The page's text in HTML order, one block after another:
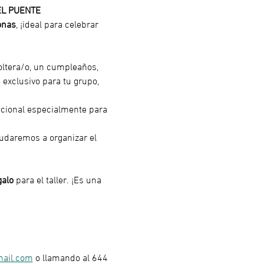
PUENTE
, ¡ideal para celebrar
o, un cumpleaños,
para tu grupo,
especialmente para
a organizar el
para el taller. ¡Es una
o llamando al 644